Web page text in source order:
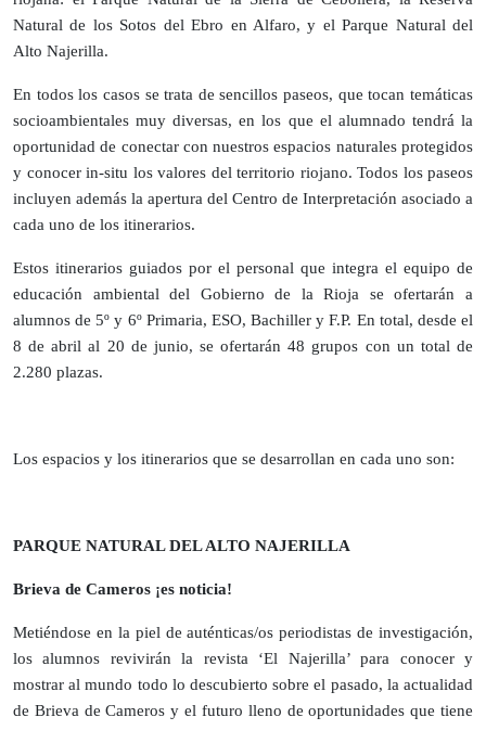
Natural de los Sotos del Ebro en Alfaro, y el Parque Natural del
Alto Najerilla.
En todos los casos se trata de sencillos paseos, que tocan temáticas
socioambientales muy diversas, en los que el alumnado tendrá la
oportunidad de conectar con nuestros espacios naturales protegidos
y conocer in-situ los valores del territorio riojano. Todos los paseos
incluyen además la apertura del Centro de Interpretación asociado a
cada uno de los itinerarios.
Estos itinerarios guiados por el personal que integra el equipo de
educación ambiental del Gobierno de la Rioja se ofertarán a
alumnos de 5º y 6º Primaria, ESO, Bachiller y F.P. En total, desde el
8 de abril al 20 de junio, se ofertarán 48 grupos con un total de
2.280 plazas.
Los espacios y los itinerarios que se desarrollan en cada uno son:
PARQUE NATURAL DEL ALTO NAJERILLA
Brieva de Cameros ¡es noticia!
Metiéndose en la piel de auténticas/os periodistas de investigación,
los alumnos revivirán la revista ‘El Najerilla’ para conocer y
mostrar al mundo todo lo descubierto sobre el pasado, la actualidad
de Brieva de Cameros y el futuro lleno de oportunidades que tiene